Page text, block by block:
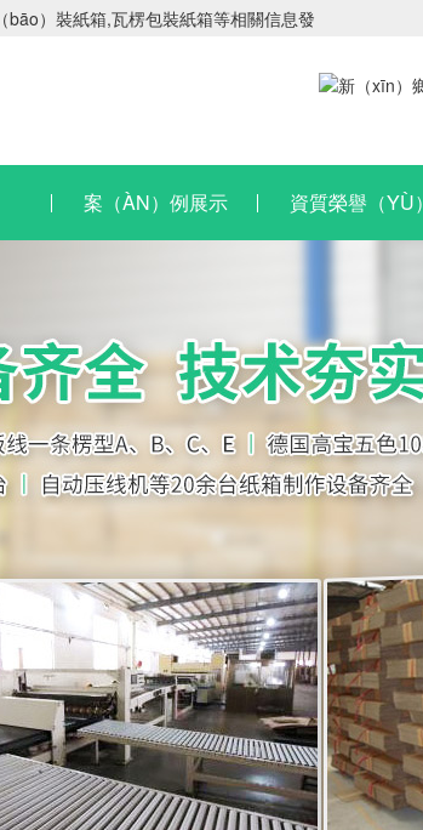
）裝紙箱,瓦楞包裝紙箱等相關信息發
案（ÀN）例展示 資質榮譽（YÙ）